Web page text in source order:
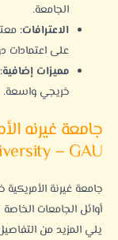
الجامعة.
الاعترافات:
على اعتمادات
مميزات إضافية:
خريجي واسعة.
– GAU)
جامعة غيرنة الأمريكية
أوائل الجامعات
يلي المزيد من